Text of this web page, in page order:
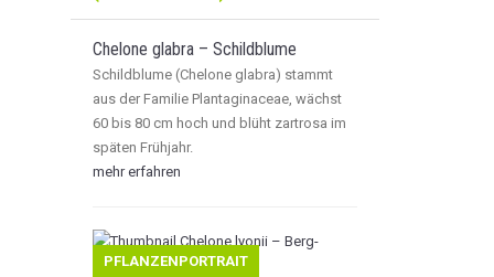
Chelone glabra – Schildblume
Schildblume (Chelone glabra) stammt
aus der Familie Plantaginaceae, wächst
60 bis 80 cm hoch und blüht zartrosa im
späten Frühjahr.
mehr erfahren
PFLANZENPORTRAIT